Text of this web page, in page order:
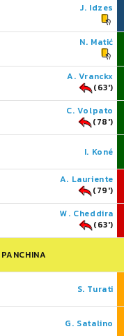
J. Idzes
N. Matić
A. Vranckx
(63')
C. Volpato
(78')
I. Koné
A. Lauriente
(79')
W. Cheddira
(63')
PANCHINA
S. Turati
G. Satalino